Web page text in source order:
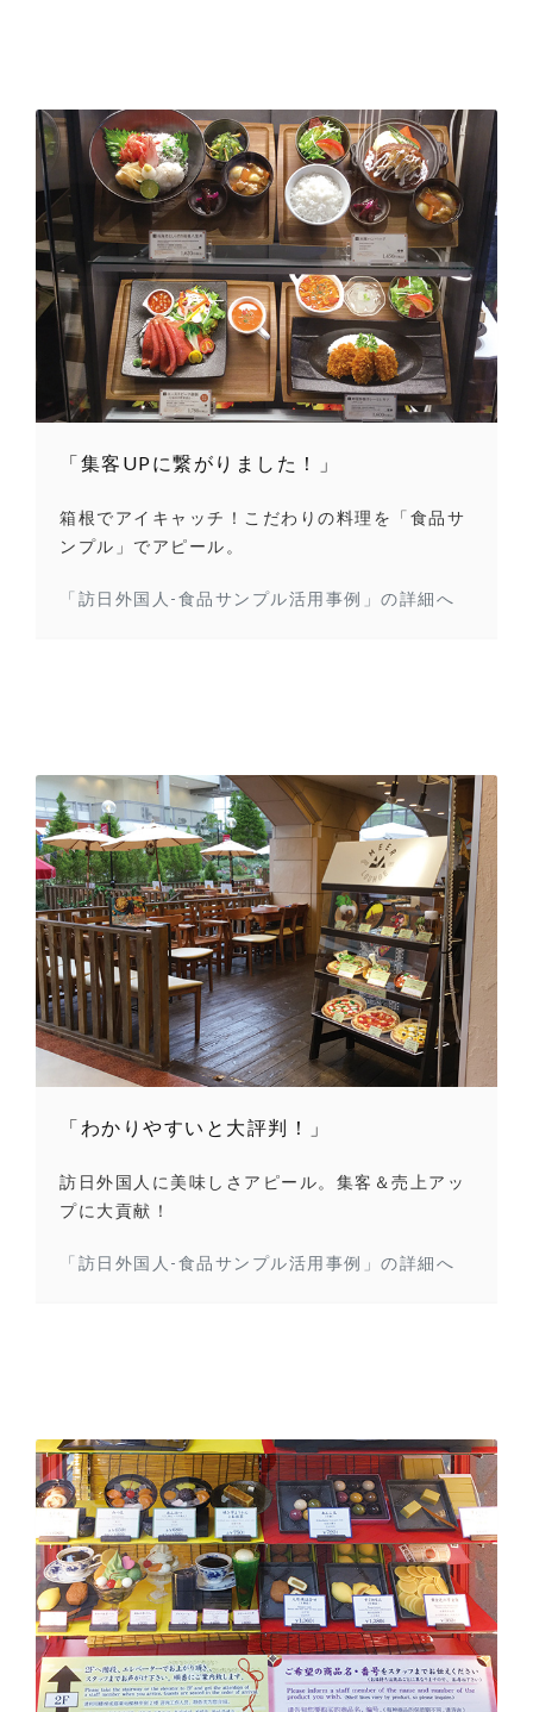
「集客UPに繋がりました！」
箱根でアイキャッチ！こだわりの料理を「食品サ
ンプル」でアピール。
「訪日外国人-食品サンプル活用事例」の詳細へ
「わかりやすいと大評判！」
訪日外国人に美味しさアピール。集客＆売上アッ
プに大貢献！
「訪日外国人-食品サンプル活用事例」の詳細へ